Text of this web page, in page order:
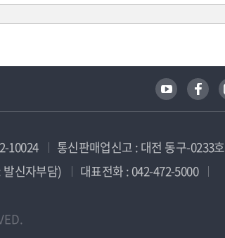
10024
통신판매업신고 : 대전 동구-0233호
발신자부담)
대표전화 : 042-472-5000